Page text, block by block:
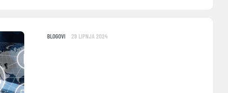
BLOGOVI 29 LIPNJA 2024